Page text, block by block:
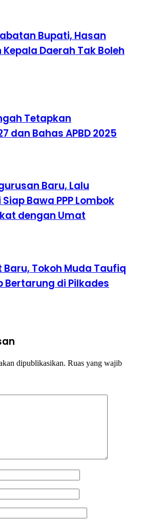
Bupati, Hasan
Daerah Tak Boleh
Tetapkan
dan Bahas APBD 2025
Baru, Lalu
Bawa PPP Lombok
dengan Umat
Tokoh Muda Taufiq
Bertarung di Pilkades
dipublikasikan. Ruas yang wajib